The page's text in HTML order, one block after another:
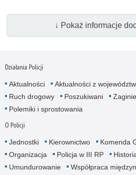
↓ Pokaż informacje
Działania Policji
Aktualności Aktualności z województw
Ruch drogowy
Poszukiwani
Polemiki i sprostowania
O Policji
Jednostki Kierownictwo
Komenda
Organizacja
Policja w III RP
Umundurowanie
Współpraca